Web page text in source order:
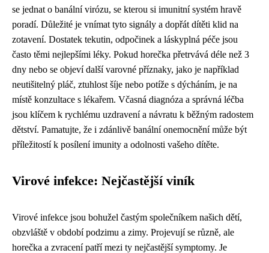
se jednat o banální virózu, se kterou si imunitní systém hravě
poradí. Důležité je vnímat tyto signály a dopřát dítěti klid na
zotavení. Dostatek tekutin, odpočinek a láskyplná péče jsou
často těmi nejlepšími léky. Pokud horečka přetrvává déle než 3
dny nebo se objeví další varovné příznaky, jako je například
neutišitelný pláč, ztuhlost šíje nebo potíže s dýcháním, je na
místě konzultace s lékařem. Včasná diagnóza a správná léčba
jsou klíčem k rychlému uzdravení a návratu k běžným radostem
dětství. Pamatujte, že i zdánlivě banální onemocnění může být
příležitostí k posílení imunity a odolnosti vašeho dítěte.
Virové infekce: Nejčastější viník
Virové infekce jsou bohužel častým společníkem našich dětí,
obzvláště v období podzimu a zimy. Projevují se různě, ale
horečka a zvracení patří mezi ty nejčastější symptomy. Je